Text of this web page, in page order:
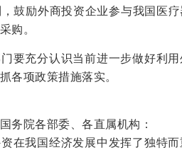
鼓励外商投资企业参与我国医
购。
要充分认识当前进一步做好利
各项政策措施落实。
务院各部委、各直属机构：
在我国经济发展中发挥了独特